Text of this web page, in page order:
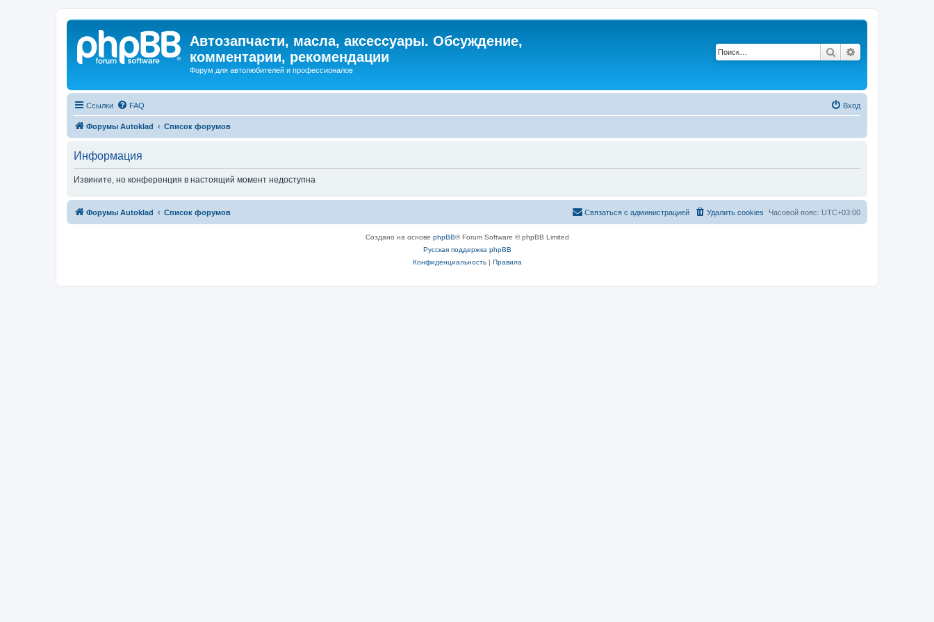
Автозапчасти, масла, аксессуары. Обсуждение,
комментарии, рекомендации
Форум для автолюбителей и профессионалов
Поиск
Ссылки FAQ Вход
Форумы Autoklad Список форумов
Информация
Извините, но конференция в настоящий момент недоступна
Форумы Autoklad Список форумов Часовой пояс: UTC+03:00
Удалить cookies
Связаться с администрацией
Создано на основе phpBB® Forum Software © phpBB Limited
Русская поддержка phpBB
Конфиденциальность| Правила